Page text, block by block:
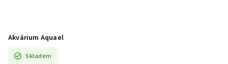
Akvárium Aquael
Skladem